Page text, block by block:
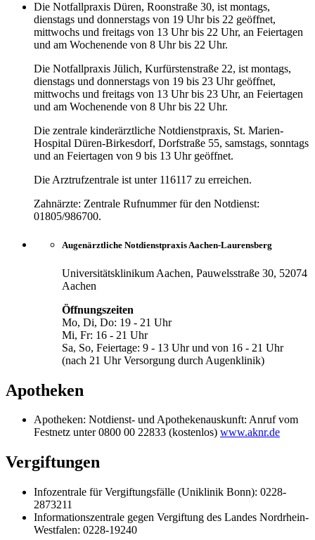
Die Notfallpraxis Düren, Roonstraße 30, ist montags,
dienstags und donnerstags von 19 Uhr bis 22 geöffnet,
mittwochs und freitags von 13 Uhr bis 22 Uhr, an Feiertagen
und am Wochenende von 8 Uhr bis 22 Uhr.
Die Notfallpraxis Jülich, Kurfürstenstraße 22, ist montags,
dienstags und donnerstags von 19 bis 23 Uhr geöffnet,
mittwochs und freitags von 13 Uhr bis 23 Uhr, an Feiertagen
und am Wochenende von 8 Uhr bis 22 Uhr.
Die zentrale kinderärztliche Notdienstpraxis, St. Marien-
Hospital Düren-Birkesdorf, Dorfstraße 55, samstags, sonntags
und an Feiertagen von 9 bis 13 Uhr geöffnet.
Die Arztrufzentrale ist unter 116117 zu erreichen.
Zahnärzte: Zentrale Rufnummer für den Notdienst:
01805/986700.
Augenärztliche Notdienstpraxis Aachen-Laurensberg
Universitätsklinikum Aachen, Pauwelsstraße 30, 52074
Aachen
Öffnungszeiten
Mo, Di, Do: 19 - 21 Uhr
Mi, Fr: 16 - 21 Uhr
Sa, So, Feiertage: 9 - 13 Uhr und von 16 - 21 Uhr
(nach 21 Uhr Versorgung durch Augenklinik)
Apotheken
Apotheken: Notdienst- und Apothekenauskunft: Anruf vom
Festnetz unter 0800 00 22833 (kostenlos) www.aknr.de
Vergiftungen
Infozentrale für Vergiftungsfälle (Uniklinik Bonn): 0228-
2873211
Informationszentrale gegen Vergiftung des Landes Nordrhein-
Westfalen: 0228-19240